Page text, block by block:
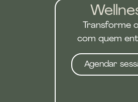
Transforme
com quem
Agendar